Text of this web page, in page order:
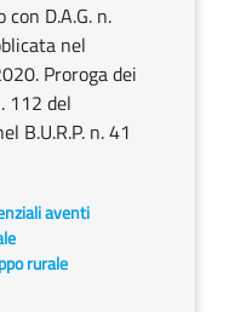
D.A.G. n.
nel
Proroga dei
112 del
B.U.R.P. n. 41
aventi
rurale